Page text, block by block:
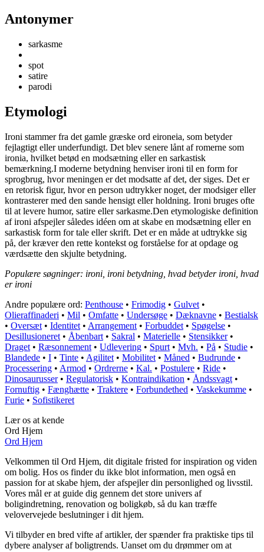
Antonymer
sarkasme
spot
satire
parodi
Etymologi
Ironi stammer fra det gamle græske ord eironeia, som betyder
fejlagtigt eller underfundigt. Det blev senere lånt af romerne som
ironia, hvilket betød en modsætning eller en sarkastisk
bemærkning.I moderne betydning henviser ironi til en form for
sprogbrug, hvor meningen er det modsatte af det, der siges. Det er
en retorisk figur, hvor en person udtrykker noget, der modsiger eller
kontrasterer med den sande hensigt eller holdning. Ironi bruges ofte
til at levere humor, satire eller sarkasme.Den etymologiske definition
af ironi afspejler således idéen om at skabe en modsætning eller en
sarkastisk form for tale eller skrift. Det er en måde at udtrykke sig
på, der kræver den rette kontekst og forståelse for at opdage og
værdsætte den skjulte betydning.
Populære søgninger: ironi, ironi betydning, hvad betyder ironi, hvad
er ironi
Andre populære ord: Penthouse • Frimodig • Gulvet •
Olieraffinaderi • Mil • Omfatte • Undersøge • Dæknavne • Bestialsk
• Oversæt • Identitet • Arrangement • Forbuddet • Spøgelse •
Desillusioneret • Åbenbart • Sakral • Materielle • Stensikker•
Draget • Ræsonnement • Udlevering • Spurt • Mvh. • På • Studie •
Blandede • I • Tinte • Agilitet • Mobilitet • Måned • Budrunde •
Processering • Armod • Ordrerne • Kal. • Postulere • Ride •
Dinosaurusser• Regulatorisk • Kontraindikation • Åndssvagt •
Fornuftig • Fænghætte • Traktere • Forbundethed • Vaskekumme •
Furie • Sofistikeret
Lær os at kende
Ord Hjem
Ord Hjem
Velkommen til Ord Hjem, dit digitale fristed for inspiration og viden
om bolig. Hos os finder du ikke blot information, men også en
passion for at skabe hjem, der afspejler din personlighed og livsstil.
Vores mål er at guide dig gennem det store univers af
boligindretning, renovation og boligkøb, så du kan træffe
velovervejede beslutninger i dit hjem.
Vi tilbyder en bred vifte af artikler, der spænder fra praktiske tips til
dybere analyser af boligtrends. Uanset om du drømmer om at